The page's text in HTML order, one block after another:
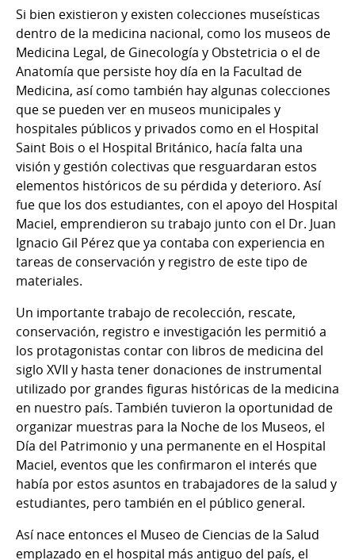
Si bien existieron y existen colecciones museísticas
dentro de la medicina nacional, como los museos de
Medicina Legal, de Ginecología y Obstetricia o el de
Anatomía que persiste hoy día en la Facultad de
Medicina, así como también hay algunas colecciones
que se pueden ver en museos municipales y
hospitales públicos y privados como en el Hospital
Saint Bois o el Hospital Británico, hacía falta una
visión y gestión colectivas que resguardaran estos
elementos históricos de su pérdida y deterioro. Así
fue que los dos estudiantes, con el apoyo del Hospital
Maciel, emprendieron su trabajo junto con el Dr. Juan
Ignacio Gil Pérez que ya contaba con experiencia en
tareas de conservación y registro de este tipo de
materiales.
Un importante trabajo de recolección, rescate,
conservación, registro e investigación les permitió a
los protagonistas contar con libros de medicina del
siglo XVII y hasta tener donaciones de instrumental
utilizado por grandes figuras históricas de la medicina
en nuestro país. También tuvieron la oportunidad de
organizar muestras para la Noche de los Museos, el
Día del Patrimonio y una permanente en el Hospital
Maciel, eventos que les confirmaron el interés que
había por estos asuntos en trabajadores de la salud y
estudiantes, pero también en el público general.
Así nace entonces el Museo de Ciencias de la Salud
emplazado en el hospital más antiguo del país, el